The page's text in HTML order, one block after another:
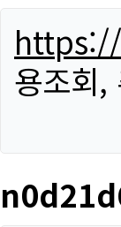
용조회,